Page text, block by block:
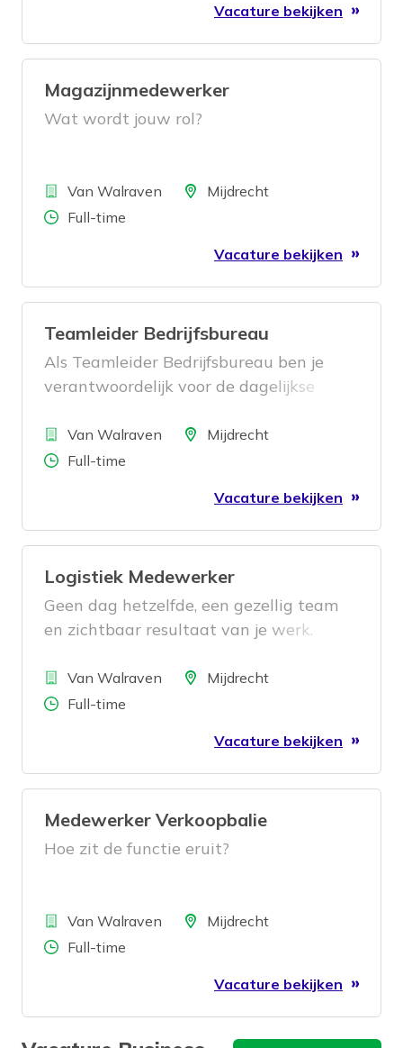
Vacature bekijken
Magazijnmedewerker
Wat wordt jouw rol?
BedrijfVan Walraven LocatieMijdrecht
Aantal uren
Full-time
Vacature bekijken
Teamleider Bedrijfsbureau
Als Teamleider Bedrijfsbureau ben je
verantwoordelijk voor de dagelijkse
magazijnbeheer. Je zorgt ervoor dat de
voorraadadministratie klopt, processen
verbeterinitiatieven succesvol worden
doorgevoerd. Daarbij werk je nauw
binnen de organisatie en draag je actief
bij aan een toekomstbestendige
logistieke operatie.
BedrijfVan Walraven LocatieMijdrecht
Aantal uren
Full-time
Vacature bekijken
Logistiek Medewerker
Geen dag hetzelfde, een gezellig team
en zichtbaar resultaat van je werk.
voor jou.
BedrijfVan Walraven LocatieMijdrecht
Aantal uren
Full-time
Vacature bekijken
Medewerker Verkoopbalie
Hoe zit de functie eruit?
BedrijfVan Walraven LocatieMijdrecht
Aantal uren
Full-time
Vacature bekijken